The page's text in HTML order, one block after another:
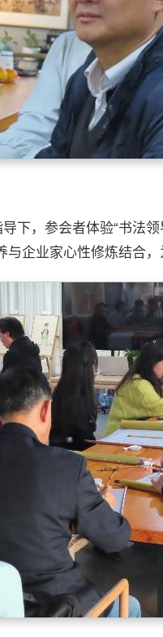
下，参会者体验“书法
与企业家心性修炼结合